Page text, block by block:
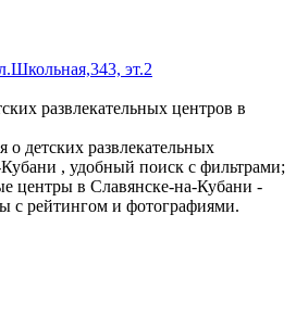
эт.2
развлекательных центров в
детских развлекательных
, удобный поиск с фильтрами;
центры в Славянске-на-Кубани -
с рейтингом и фотографиями.